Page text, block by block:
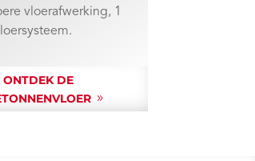
vloerafwerking, 1
ONTDEK DE